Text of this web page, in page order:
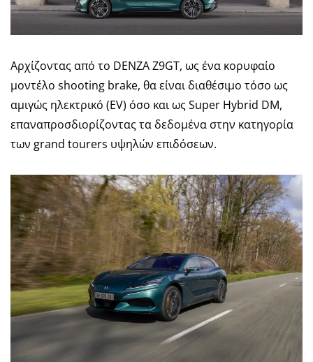
Αρχίζοντας από το DENZA Z9GT, ως ένα κορυφαίο
μοντέλο shooting brake, θα είναι διαθέσιμο τόσο ως
αμιγώς ηλεκτρικό (EV) όσο και ως Super Hybrid DM,
επαναπροσδιορίζοντας τα δεδομένα στην κατηγορία
των grand tourers υψηλών επιδόσεων.